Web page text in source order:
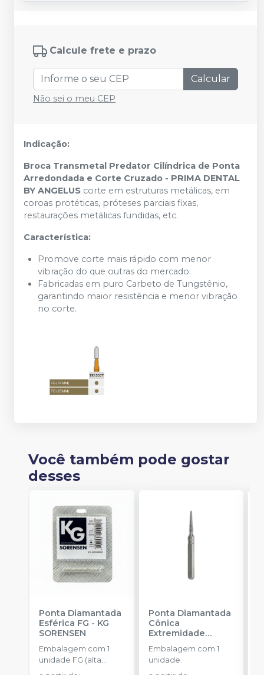
Calcule frete e prazo
Calcular
Não sei o meu CEP
Indicação:
Broca Transmetal Predator Cilíndrica de Ponta
Arredondada e Corte Cruzado - PRIMA DENTAL
BY ANGELUS corte em estruturas metálicas, em
coroas protéticas, próteses parciais fixas,
restaurações metálicas fundidas, etc.
Característica:
Promove corte mais rápido com menor
vibração do que outras do mercado.
Fabricadas em puro Carbeto de Tungstênio,
garantindo maior resistência e menor vibração
no corte.
Você também pode gostar
desses
Ponta Diamantada
Esférica FG - KG
SORENSEN
Embalagem com 1
unidade FG (alta
rotação).
Ponta Diamantada
Cônica
Extremidade
Arredondada FG
KG SORENSEN
Embalagem com 1
unidade.